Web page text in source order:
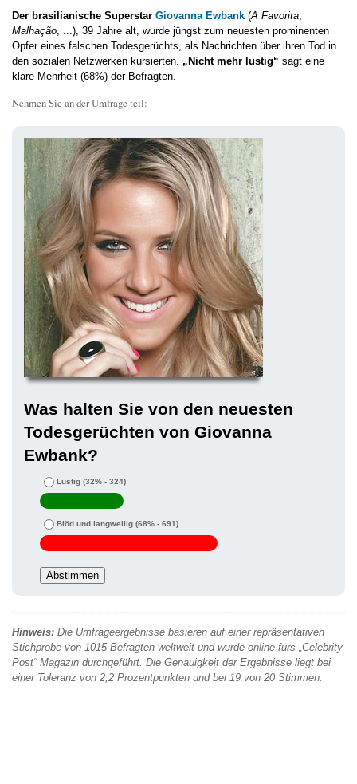
Der brasilianische Superstar Giovanna Ewbank (A Favorita,
Malhação, ...), 39 Jahre alt, wurde jüngst zum neuesten prominenten
Opfer eines falschen Todesgerüchts, als Nachrichten über ihren Tod in
den sozialen Netzwerken kursierten. „Nicht mehr lustig“ sagt eine
klare Mehrheit (68%) der Befragten.
Nehmen Sie an der Umfrage teil:
Was halten Sie von den neuesten
Todesgerüchten von Giovanna
Ewbank?
Lustig (32% - 324)
Blöd und langweilig (68% - 691)
Hinweis: Die Umfrageergebnisse basieren auf einer repräsentativen
Stichprobe von 1015 Befragten weltweit und wurde online fürs „Celebrity
Post“ Magazin durchgeführt. Die Genauigkeit der Ergebnisse liegt bei
einer Toleranz von 2,2 Prozentpunkten und bei 19 von 20 Stimmen.